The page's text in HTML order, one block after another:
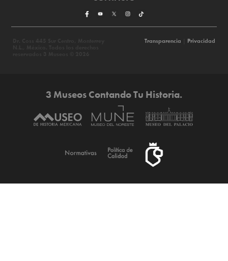
Transparencia Privacidad
3 Museos Contando Tu Historia.